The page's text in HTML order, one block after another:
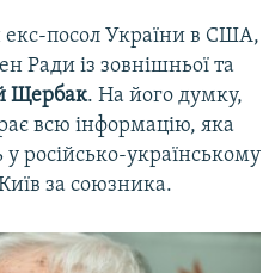
екс-посол України в США,
Ради із зовнішньої та
Щербак. На його думку,
всю інформацію, яка
у російсько-українському
за союзника.